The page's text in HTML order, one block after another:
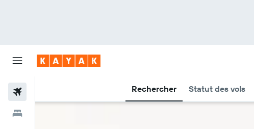
Rechercher Statut des vols